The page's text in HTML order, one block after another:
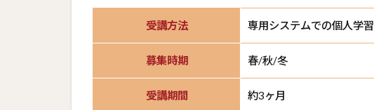
座
要
5
受講方法 専用システムでの個人学習
募集時期 春/秋/冬
受講期間 約3ヶ月